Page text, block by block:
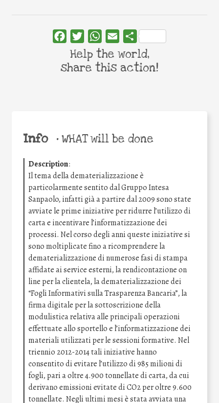
Info •WHAT will be done
Description:
Il tema della dematerializzazione è
particolarmente sentito dal Gruppo Intesa
Sanpaolo, infatti già a partire dal 2009 sono state
avviate le prime iniziative per ridurre l’utilizzo di
carta e incentivare l’informatizzazione dei
processi. Nel corso degli anni queste iniziative si
sono moltiplicate fino a ricomprendere la
dematerializzazione di numerose fasi di stampa
affidate ai service esterni, la rendicontazione on
line per la clientela, la dematerializzazione dei
“Fogli Informativi sulla Trasparenza Bancaria”, la
firma digitale per la sottoscrizione della
modulistica relativa alle principali operazioni
effettuate allo sportello e l’informatizzazione dei
materiali utilizzati per le sessioni formative. Nel
triennio 2012-2014 tali iniziative hanno
consentito di evitare l’utilizzo di 985 milioni di
fogli, pari a oltre 4.900 tonnellate di carta, da cui
derivano emissioni evitate di CO2 per oltre 9.600
tonnellate. Negli ultimi mesi è stata avviata una
FacebookTwitterWhatsApp
Email Share
Help the world,
share this action!